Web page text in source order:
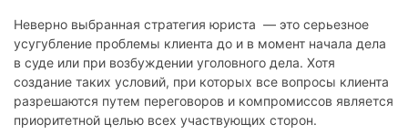
Неверно выбранная стратегия юриста — это серьезное
усугубление проблемы клиента до и в момент начала дела
в суде или при возбуждении уголовного дела. Хотя
создание таких условий, при которых все вопросы клиента
разрешаются путем переговоров и компромиссов является
приоритетной целью всех участвующих сторон.